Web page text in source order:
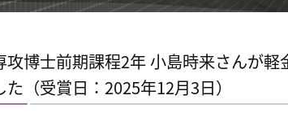
攻博士前期課程2年 小島時来さんが
（受賞日：2025年12月3日）